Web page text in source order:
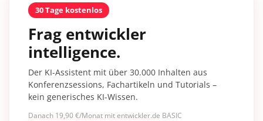
30 Tage kostenlos
Frag entwickler
intelligence.
Der KI-Assistent mit über 30.000 Inhalten aus
Konferenzsessions, Fachartikeln und Tutorials –
kein generisches KI-Wissen.
Danach 19,90 €/Monat mit entwickler.de BASIC